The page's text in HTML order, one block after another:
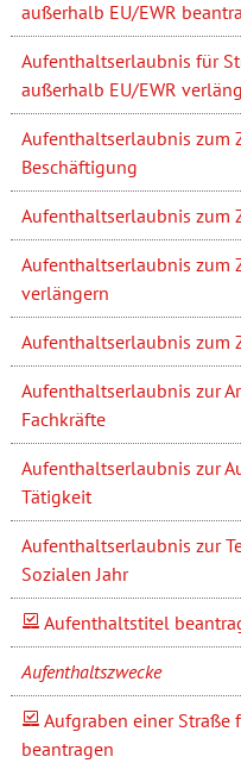
außerhalb EU/EWR
Aufenthaltserlaubnis für
außerhalb EU/EWR
Aufenthaltserlaubnis zum
Beschäftigung
Aufenthaltserlaubnis zum
Aufenthaltserlaubnis zum
verlängern
Aufenthaltserlaubnis zum
Aufenthaltserlaubnis zur
Fachkräfte
Aufenthaltserlaubnis zur
Tätigkeit
Aufenthaltserlaubnis zur
Sozialen Jahr
Aufenthaltstitel
Aufenthaltszwecke
Aufgraben einer Straße
beantragen